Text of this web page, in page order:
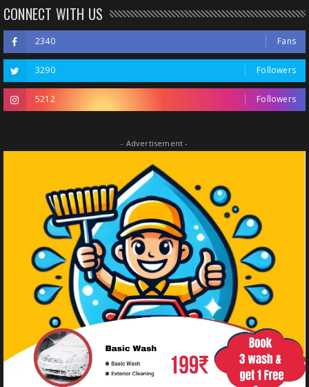
CONNECT WITH US
2340 Fans
3290 Followers
5212 Followers
- Advertisement -